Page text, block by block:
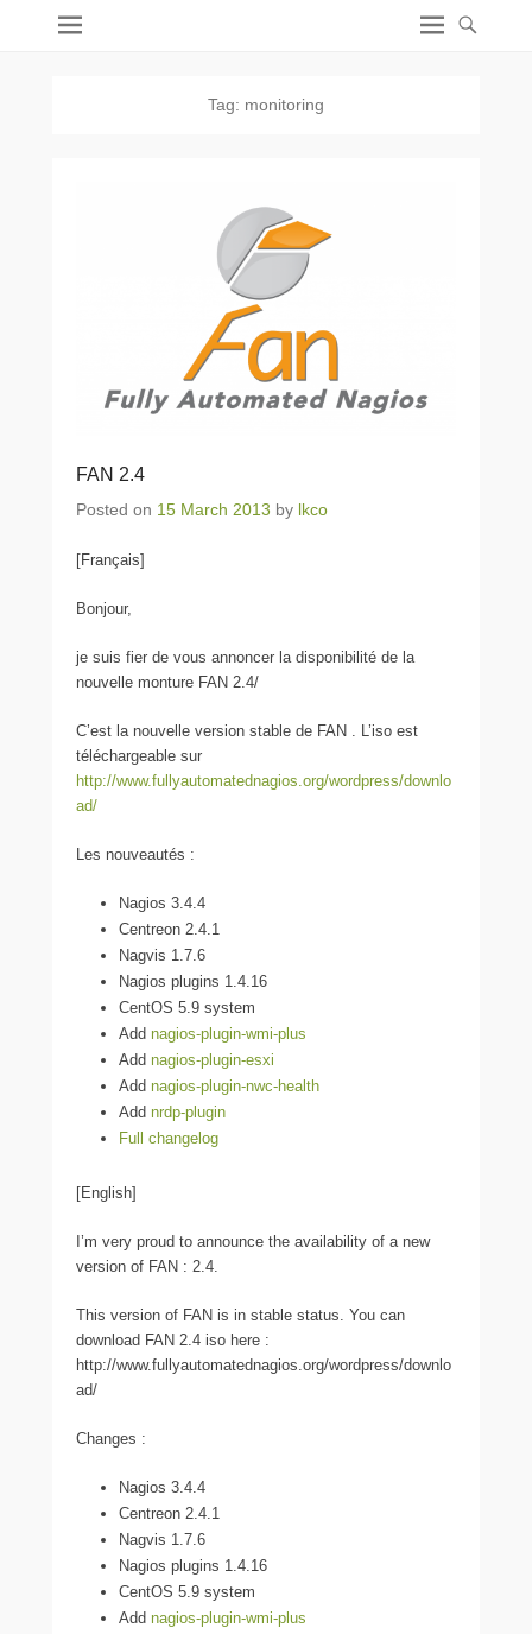
Tag: monitoring
FAN 2.4
Posted on 15 March 2013 by lkco
[Français]
Bonjour,
je suis fier de vous annoncer la disponibilité de la
nouvelle monture FAN 2.4/
C’est la nouvelle version stable de FAN . L’iso est
téléchargeable sur
http://www.fullyautomatednagios.org/wordpress/downlo
ad/
Les nouveautés :
Nagios 3.4.4
Centreon 2.4.1
Nagvis 1.7.6
Nagios plugins 1.4.16
CentOS 5.9 system
Add nagios-plugin-wmi-plus
Add nagios-plugin-esxi
Add nagios-plugin-nwc-health
Add nrdp-plugin
Full changelog
[English]
I’m very proud to announce the availability of a new
version of FAN : 2.4.
This version of FAN is in stable status. You can
download FAN 2.4 iso here :
http://www.fullyautomatednagios.org/wordpress/downlo
ad/
Changes :
Nagios 3.4.4
Centreon 2.4.1
Nagvis 1.7.6
Nagios plugins 1.4.16
CentOS 5.9 system
Add nagios-plugin-wmi-plus